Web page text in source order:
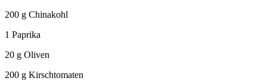
200 g Chinakohl
1 Paprika
20 g Oliven
200 g Kirschtomaten